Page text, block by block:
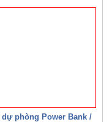
dự phòng Power Bank /